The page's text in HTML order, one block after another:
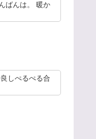
ばんは。 暖か
しぺるぺる合